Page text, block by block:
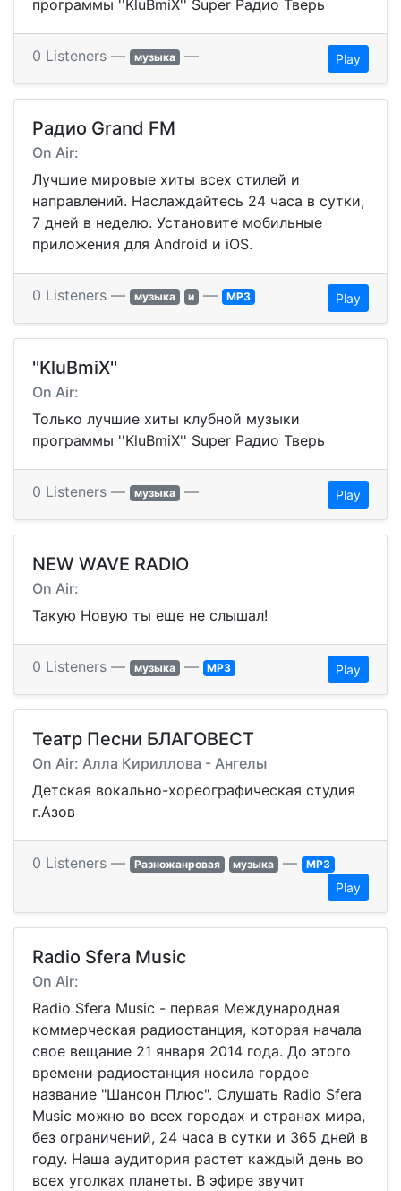
программы ''KluBmiX'' Super Радио Тверь
0 Listeners — музыка — Play
Радио Grand FM
On Air:
Лучшие мировые хиты всех стилей и
направлений. Наслаждайтесь 24 часа в сутки,
7 дней в неделю. Установите мобильные
приложения для Android и iOS.
0 Listeners — музыка и — MP3 Play
''KluBmiX''
On Air:
Только лучшие хиты клубной музыки
программы ''KluBmiX'' Super Радио Тверь
0 Listeners — музыка — Play
NEW WAVE RADIO
On Air:
Такую Новую ты еще не слышал!
0 Listeners — музыка — MP3 Play
Театр Песни БЛАГОВЕСТ
On Air: Алла Кириллова - Ангелы
Детская вокально-хореографическая студия
г.Азов
0 Listeners — Разножанровая музыка — MP3
Play
Radio Sfera Music
On Air:
Radio Sfera Music - первая Международная
коммерческая радиостанция, которая начала
свое вещание 21 января 2014 года. До этого
времени радиостанция носила гордое
название "Шансон Плюс". Слушать Radio Sfera
Music можно во всех городах и странах мира,
без ограничений, 24 часа в сутки и 365 дней в
году. Наша аудитория растет каждый день во
всех уголках планеты. В эфире звучит